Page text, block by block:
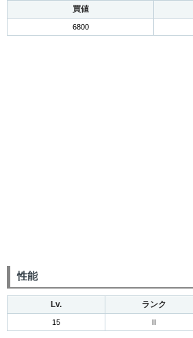
買値
6800
性能
Lv. ランク
15